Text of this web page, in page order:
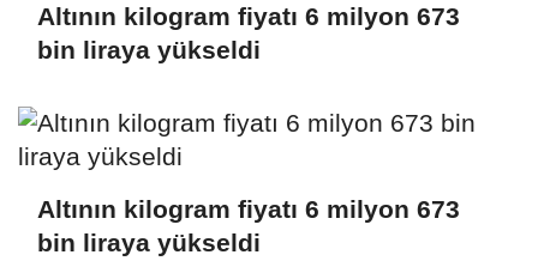
Altının kilogram fiyatı 6 milyon 673
bin liraya yükseldi
Altının kilogram fiyatı 6 milyon 673
bin liraya yükseldi